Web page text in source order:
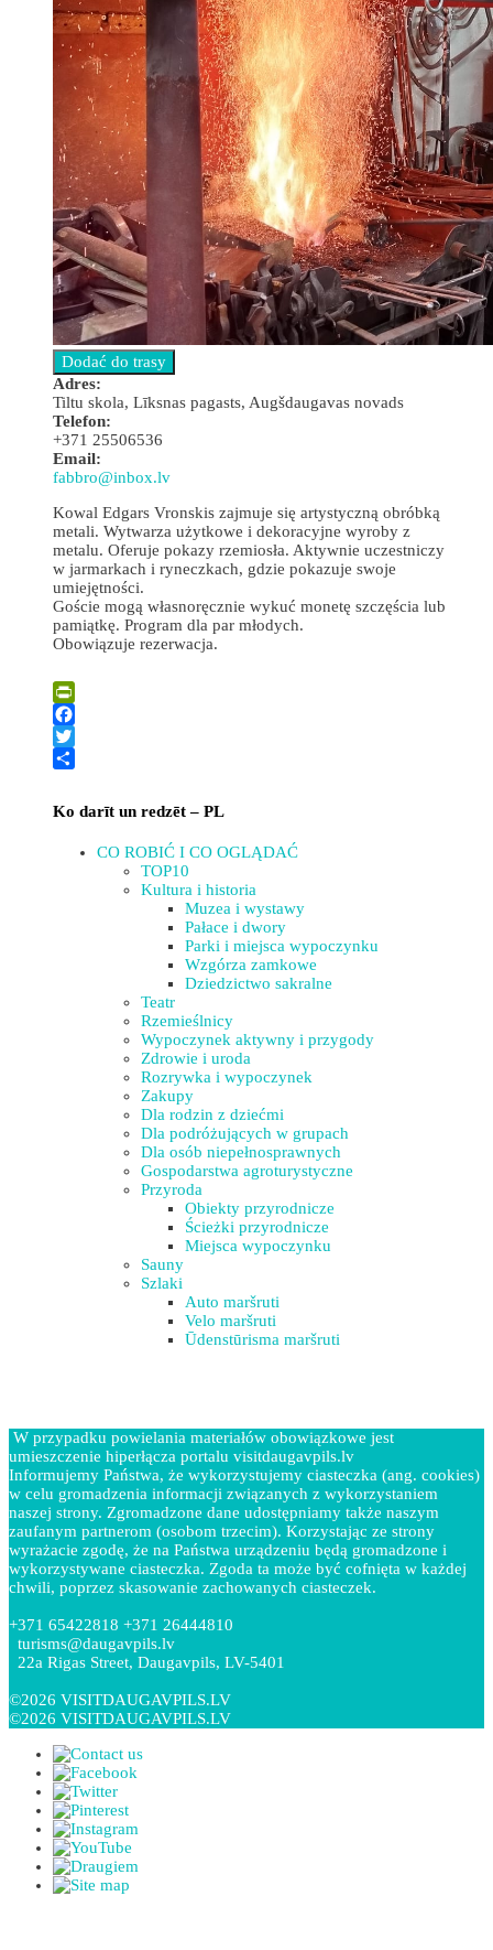
Adres:
Tiltu skola, Līksnas pagasts, Augšdaugavas novads
Telefon:
+371 25506536
Email:
fabbro@inbox.lv
Kowal Edgars Vronskis zajmuje się artystyczną obróbką
metali. Wytwarza użytkowe i dekoracyjne wyroby z
metalu. Oferuje pokazy rzemiosła. Aktywnie uczestniczy
w jarmarkach i ryneczkach, gdzie pokazuje swoje
umiejętności.
Goście mogą własnoręcznie wykuć monetę szczęścia lub
pamiątkę. Program dla par młodych.
Obowiązuje rezerwacja.
PrintFriendly
Facebook
Twitter
Ko darīt un redzēt – PL
CO ROBIĆ I CO OGLĄDAĆ
TOP10
Kultura i historia
Muzea i wystawy
Pałace i dwory
Parki i miejsca wypoczynku
Wzgórza zamkowe
Dziedzictwo sakralne
Teatr
Rzemieślnicy
Wypoczynek aktywny i przygody
Zdrowie i uroda
Rozrywka i wypoczynek
Zakupy
Dla rodzin z dziećmi
Dla podróżujących w grupach
Dla osób niepełnosprawnych
Gospodarstwa agroturystyczne
Przyroda
Obiekty przyrodnicze
Ścieżki przyrodnicze
Miejsca wypoczynku
Sauny
Szlaki
Auto maršruti
Velo maršruti
Ūdenstūrisma maršruti
W przypadku powielania materiałów obowiązkowe jest
umieszczenie hiperłącza portalu visitdaugavpils.lv
Informujemy Państwa, że wykorzystujemy ciasteczka (ang. cookies)
w celu gromadzenia informacji związanych z wykorzystaniem
naszej strony. Zgromadzone dane udostępniamy także naszym
zaufanym partnerom (osobom trzecim). Korzystając ze strony
wyrażacie zgodę, że na Państwa urządzeniu będą gromadzone i
wykorzystywane ciasteczka. Zgoda ta może być cofnięta w każdej
chwili, poprzez skasowanie zachowanych ciasteczek.
+371 65422818 +371 26444810
turisms@daugavpils.lv
22a Rigas Street, Daugavpils, LV-5401
©2026 VISITDAUGAVPILS.LV
©2026 VISITDAUGAVPILS.LV